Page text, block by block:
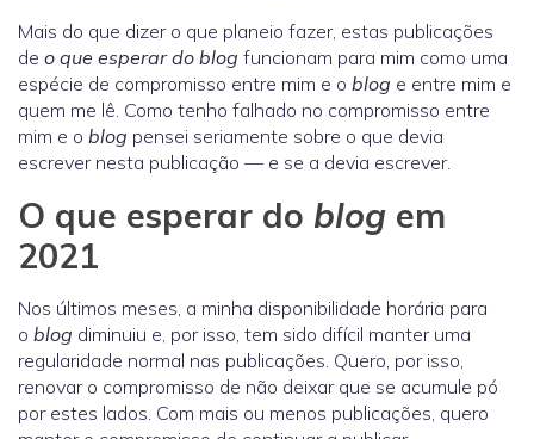
Mais do que dizer o que planeio fazer, estas publicações
de o que esperar do blog funcionam para mim como uma
espécie de compromisso entre mim e o blog e entre mim e
quem me lê. Como tenho falhado no compromisso entre
mim e o blog pensei seriamente sobre o que devia
escrever nesta publicação — e se a devia escrever.
O que esperar do blog em
2021
Nos últimos meses, a minha disponibilidade horária para
o blog diminuiu e, por isso, tem sido difícil manter uma
regularidade normal nas publicações. Quero, por isso,
renovar o compromisso de não deixar que se acumule pó
por estes lados. Com mais ou menos publicações, quero